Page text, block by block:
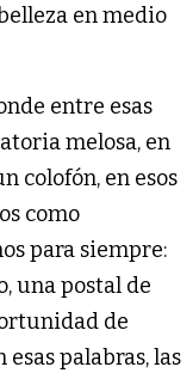
en medio
entre esas
melosa, en
colofón, en esos
como
para siempre:
una postal de
de
esas palabras, las